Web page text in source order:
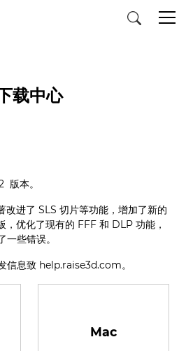
载中心
本。
进了 SLS 切片等功能，增加了新的
优化了现有的 FFF 和 DLP 功能，
些错误。
信息致 help.raise3d.com。
Mac